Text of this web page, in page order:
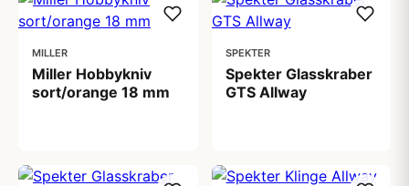
MILLER
Miller Hobbykniv
sort/orange 18 mm
SPEKTER
Spekter Glasskraber
GTS Allway